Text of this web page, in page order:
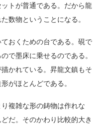
トが普通である。だから龍
数物ということになる。
おくための台である。硯で
で墨床に乗せるのである。
かれている。昇龍文鎮もそ
がほとんどである。
複雑な形の鋳物は作れな
だ。そのかわり比較的大き